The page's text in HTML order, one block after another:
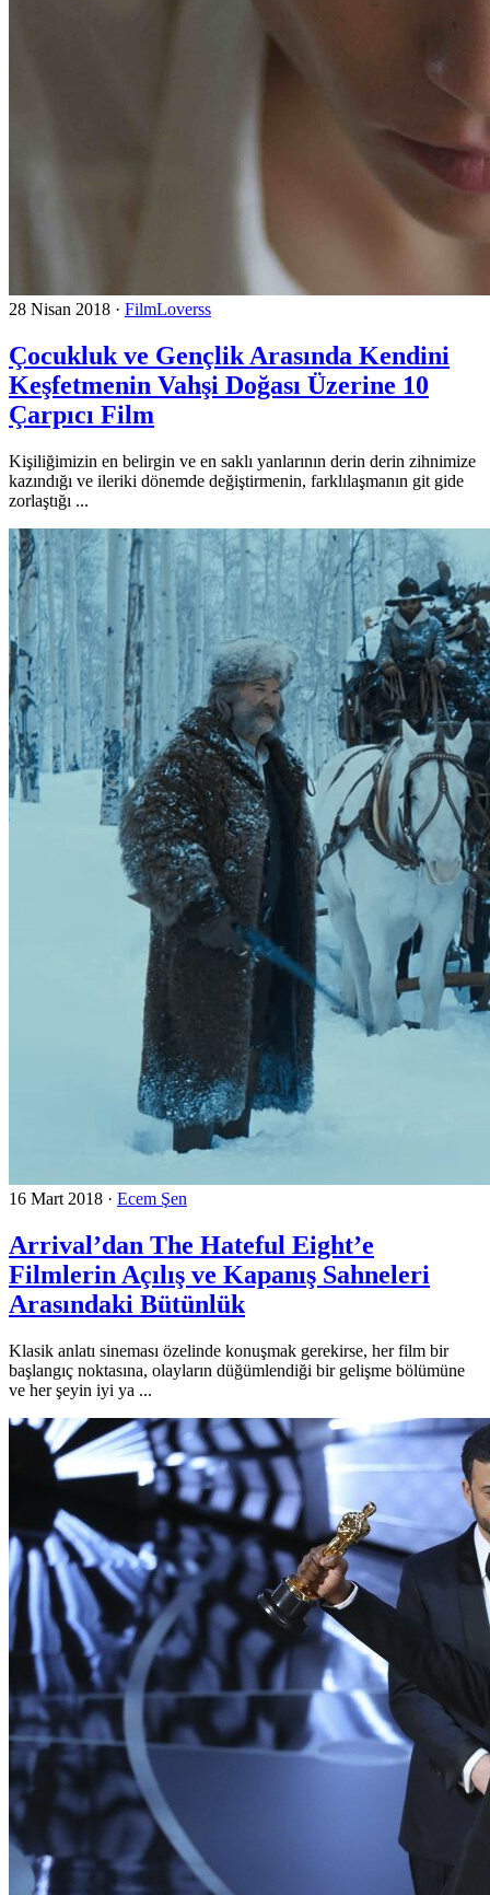
28 Nisan 2018 · FilmLoverss
Çocukluk ve Gençlik Arasında Kendini
Keşfetmenin Vahşi Doğası Üzerine 10
Çarpıcı Film
Kişiliğimizin en belirgin ve en saklı yanlarının derin derin zihnimize
kazındığı ve ileriki dönemde değiştirmenin, farklılaşmanın git gide
zorlaştığı ...
16 Mart 2018 · Ecem Şen
Arrival’dan The Hateful Eight’e
Filmlerin Açılış ve Kapanış Sahneleri
Arasındaki Bütünlük
Klasik anlatı sineması özelinde konuşmak gerekirse, her film bir
başlangıç noktasına, olayların düğümlendiği bir gelişme bölümüne
ve her şeyin iyi ya ...